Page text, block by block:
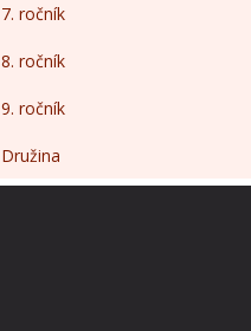
7. ročník
8. ročník
9. ročník
Družina